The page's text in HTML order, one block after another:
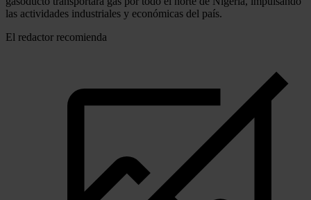
las actividades industriales y económicas del país.
El redactor recomienda